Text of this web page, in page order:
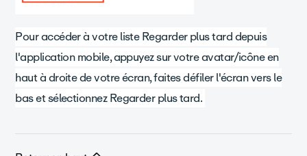
Pour accéder à votre liste Regarder plus tard depuis
l'application mobile, appuyez sur votre avatar/icône en
haut à droite de votre écran, faites défiler l'écran vers le
bas et sélectionnez Regarder plus tard.